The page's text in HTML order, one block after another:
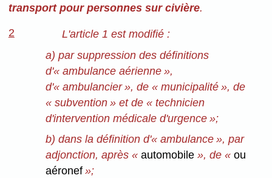
transport pour personnes sur civière.
2
L'article 1 est modifié :
a) par suppression des définitions
d'« ambulance aérienne »,
d'« ambulancier », de « municipalité », de
« subvention » et de « technicien
d'intervention médicale d'urgence »;
b) dans la définition d'« ambulance », par
adjonction, après «automobile», de «ou
aéronef »;